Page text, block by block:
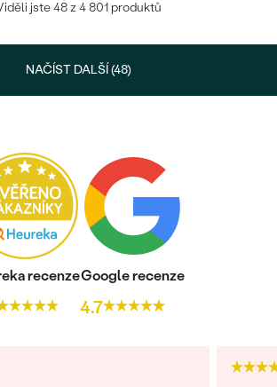
jste 48 z 4 801 produktů
NAČÍST DALŠÍ (48)
recenzeGoogle recenze
4.7